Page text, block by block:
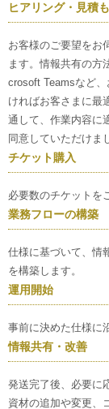
ヒアリング・見積
お客様のご要望をお
ます。情報共有の方
crosoft Teamsなど
ければお客さまに最
通して、作業内容に
同意していただけま
チケット購入
必要数のチケットを
業務フローの構築
仕様に基づいて、情
を構築します。
運用開始
事前に決めた仕様に
情報共有・改善
発送完了後、必要に
資材の追加や変更、